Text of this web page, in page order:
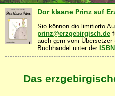
Dor klaane Prinz auf
Sie können die limitierte
prinz@erzgebirgisch.de
auch gern vom Übersetzer
Buchhandel unter der
Das